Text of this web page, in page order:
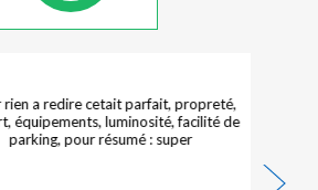
a redire cetait parfait, propreté,
luminosité, facilité de
pour résumé : super